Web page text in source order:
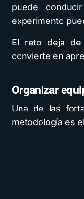
puede
experimento
El reto deja
convierte en
Organizar
Una de las
metodología es